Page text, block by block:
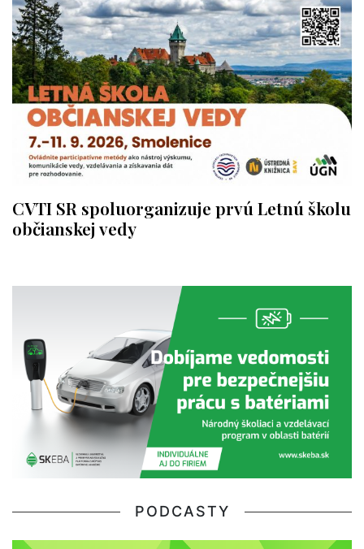
CVTI SR spoluorganizuje prvú Letnú školu
občianskej vedy
PODCASTY